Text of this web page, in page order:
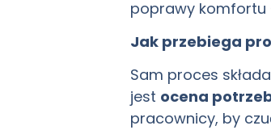
poprawy komfortu
Jak przebiega
Sam proces
jest ocena
pracownicy, by